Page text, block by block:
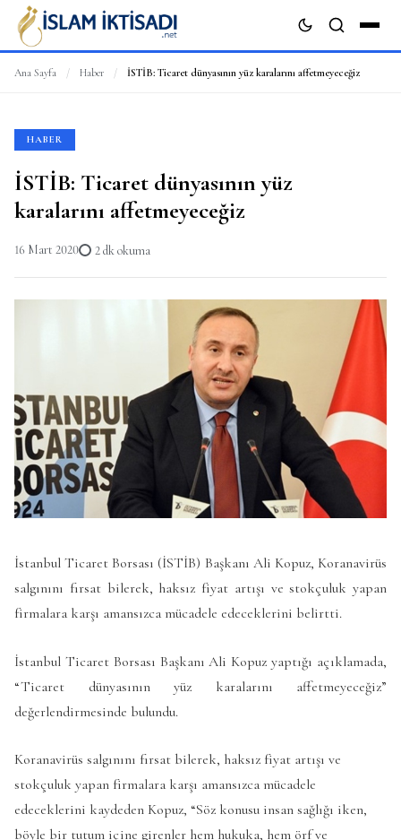
Ana Sayfa / Haber / İSTİB: Ticaret dünyasının yüz karalarını affetmeyeceğiz
HABER
İSTİB: Ticaret dünyasının yüz
karalarını affetmeyeceğiz
16 Mart 2020 2 dk okuma
İstanbul Ticaret Borsası (İSTİB) Başkanı Ali Kopuz, Koranavirüs
salgınını fırsat bilerek, haksız fiyat artışı ve stokçuluk yapan
firmalara karşı amansızca mücadele edeceklerini belirtti.
İstanbul Ticaret Borsası Başkanı Ali Kopuz yaptığı açıklamada,
“Ticaret dünyasının yüz karalarını affetmeyeceğiz”
değerlendirmesinde bulundu.
Koranavirüs salgınını fırsat bilerek, haksız fiyat artışı ve
stokçuluk yapan firmalara karşı amansızca mücadele
edeceklerini kaydeden Kopuz, “Söz konusu insan sağlığı iken,
böyle bir tutum içine girenler hem hukuka, hem örf ve